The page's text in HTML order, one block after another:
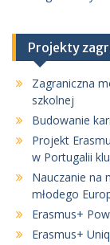
Projekty
Zagraniczna
szkolnej
Budowanie
Projekt
w Portugalii
Nauczanie na
młodego
Erasmus+
Erasmus+